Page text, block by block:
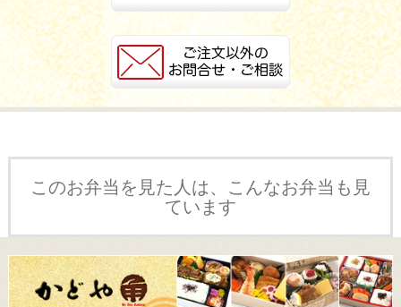
このお弁当を見た人は、こんなお弁当も見
ています